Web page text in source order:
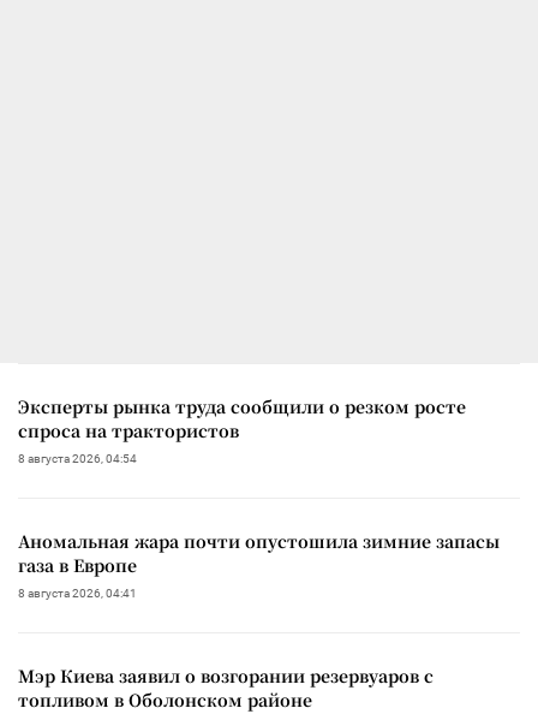
Эксперты рынка труда сообщили о резком росте
спроса на трактористов
8 августа 2026, 04:54
Аномальная жара почти опустошила зимние запасы
газа в Европе
8 августа 2026, 04:41
Мэр Киева заявил о возгорании резервуаров с
топливом в Оболонском районе